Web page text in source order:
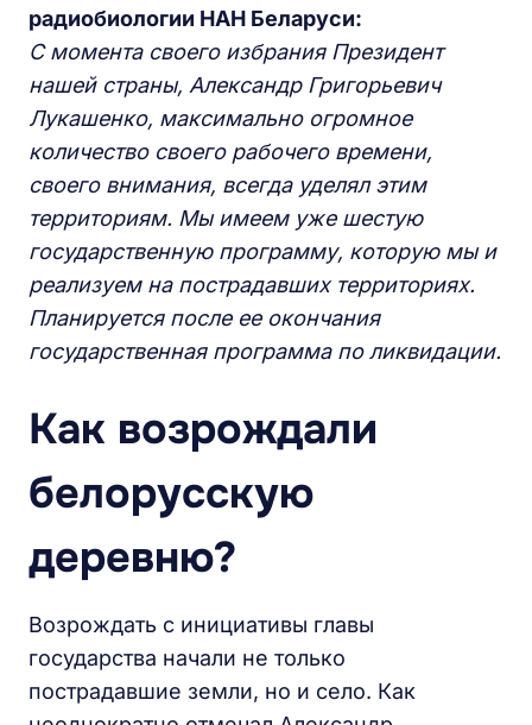
радиобиологии НАН Беларуси:
Смомента своего избрания Президент
нашей страны, Александр Григорьевич
Лукашенко, максимально огромное
количество своего рабочеговремени,
своего внимания, всегда уделял этим
территориям. Мы имеем уже шестую
государственнуюпрограмму, которую мы и
реализуемна пострадавших территориях.
Планируется после ее окончания
государственная программа по ликвидации.
Как возрождали
белорусскую
деревню?
Возрождать с инициативы главы
государства начали не только
пострадавшие земли, но и село. Как